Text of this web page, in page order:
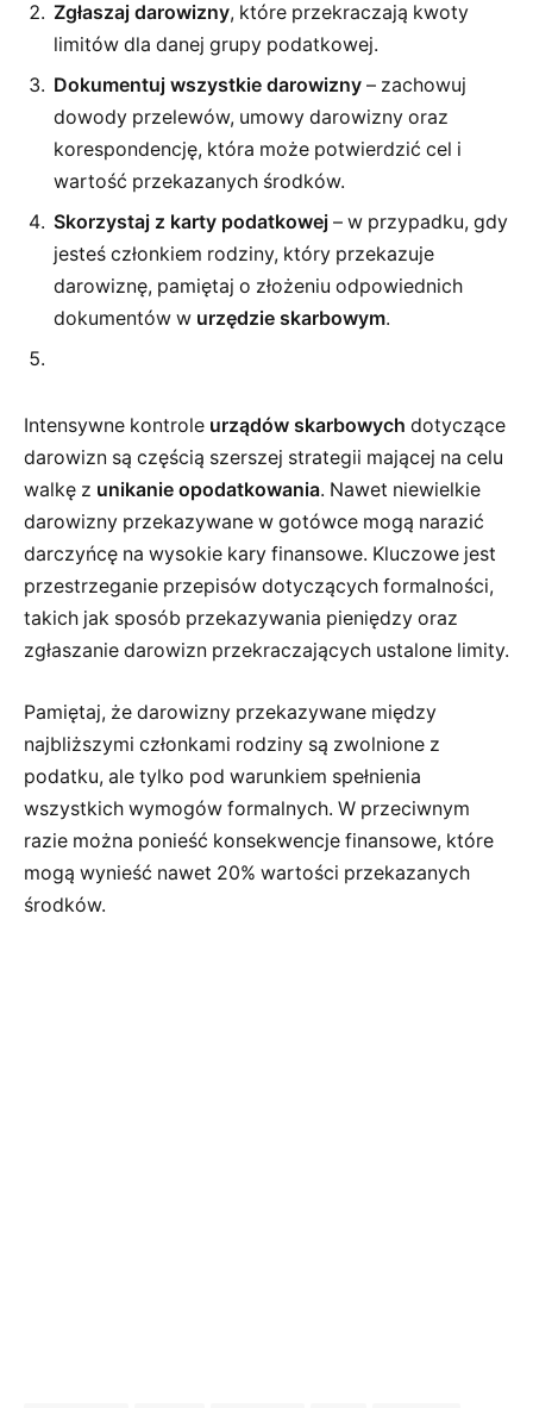
Zgłaszaj darowizny, które przekraczają kwoty
limitów dla danej grupy podatkowej.
Dokumentuj wszystkie darowizny – zachowuj
dowody przelewów, umowy darowizny oraz
korespondencję, która może potwierdzić cel i
wartość przekazanych środków.
Skorzystaj z karty podatkowej – w przypadku, gdy
jesteś członkiem rodziny, który przekazuje
darowiznę, pamiętaj o złożeniu odpowiednich
dokumentów w urzędzie skarbowym.
Intensywne kontrole urządów skarbowych dotyczące
darowizn są częścią szerszej strategii mającej na celu
walkę z unikanie opodatkowania. Nawet niewielkie
darowizny przekazywane w gotówce mogą narazić
darczyńcę na wysokie kary finansowe. Kluczowe jest
przestrzeganie przepisów dotyczących formalności,
takich jak sposób przekazywania pieniędzy oraz
zgłaszanie darowizn przekraczających ustalone limity.
Pamiętaj, że darowizny przekazywane między
najbliższymi członkami rodziny są zwolnione z
podatku, ale tylko pod warunkiem spełnienia
wszystkich wymogów formalnych. W przeciwnym
razie można ponieść konsekwencje finansowe, które
mogą wynieść nawet 20% wartości przekazanych
środków.